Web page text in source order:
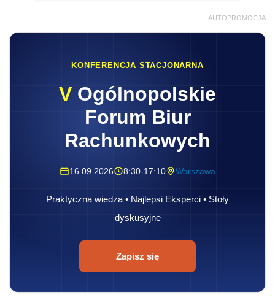
AUTOPROMOCJA
KONFERENCJA STACJONARNA
V Ogólnopolskie
Forum Biur
Rachunkowych
16.09.2026 8:30-17:10 Warszawa
Praktyczna wiedza • Najlepsi Eksperci • Stoły
dyskusyjne
Zapisz się